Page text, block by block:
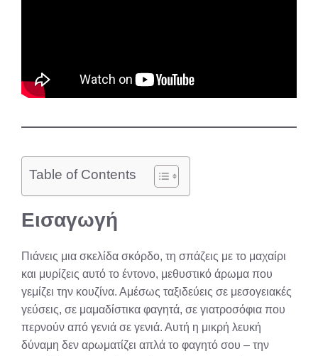
Table of Contents
Εισαγωγή
Πιάνεις μια σκελίδα σκόρδο, τη σπάζεις με το μαχαίρι
και μυρίζεις αυτό το έντονο, μεθυστικό άρωμα που
γεμίζει την κουζίνα. Αμέσως ταξιδεύεις σε μεσογειακές
γεύσεις, σε μαμαδίστικα φαγητά, σε γιατροσόφια που
περνούν από γενιά σε γενιά. Αυτή η μικρή λευκή
δύναμη δεν αρωματίζει απλά το φαγητό σου – την